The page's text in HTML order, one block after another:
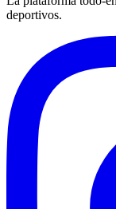
deportivos.